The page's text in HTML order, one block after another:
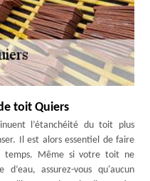
toit Quiers
l’étanchéité du toit plus
Il est alors essentiel de faire
temps. Même si votre toit ne
assurez-vous qu'aucun